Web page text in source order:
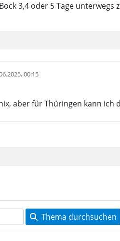
3,4 oder 5 Tage unterwegs
00:15
aber für Thüringen kann ich
Thema durchsuchen